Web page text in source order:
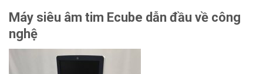
Máy siêu âm tim Ecube dẫn đầu về công
nghệ